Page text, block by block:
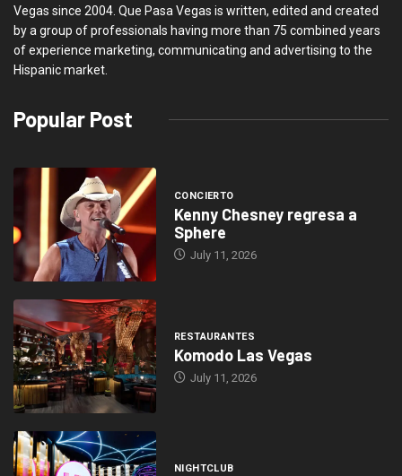
Vegas since 2004. Que Pasa Vegas is written, edited and created
by a group of professionals having more than 75 combined years
of experience marketing, communicating and advertising to the
Hispanic market.
Popular Post
CONCIERTO
Kenny Chesney regresa a
Sphere
July 11, 2026
RESTAURANTES
Komodo Las Vegas
July 11, 2026
NIGHTCLUB